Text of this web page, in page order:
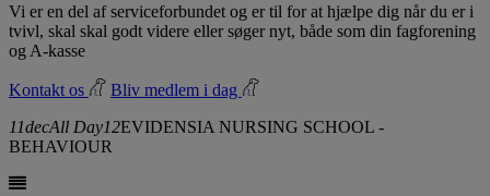
Vi er en del af serviceforbundet og er til for at hjælpe dig når du er i
tvivl, skal skal godt videre eller søger nyt, både som din fagforening
og A-kasse
Kontakt os
Bliv medlem i dag
11decAll Day12EVIDENSIA NURSING SCHOOL -
BEHAVIOUR